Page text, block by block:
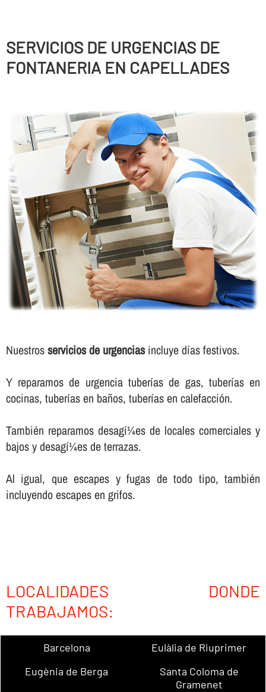
SERVICIOS DE URGENCIAS DE
FONTANERIA EN CAPELLADES
Nuestrosservicios de urgenciasincluye dí­as festivos.
Y reparamos de urgencia tuberí­as de gas, tuberí­as en
cocinas, tuberí­as en baños, tuberí­as en calefacción.
También reparamos desagí¼es de locales comerciales y
bajos y desagí¼es de terrazas.
Al igual, que escapes y fugas de todo tipo, también
incluyendo escapes en grifos.
LOCALIDADES DONDE
TRABAJAMOS:
Barcelona
Eulàlia de Riuprimer
Eugènia de Berga
Santa Coloma de
Gramenet